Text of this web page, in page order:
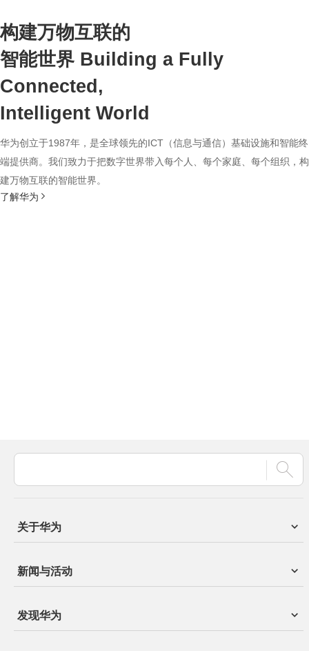
构建万物互联的
智能世界 Building a Fully
Connected,
Intelligent World
华为创立于1987年，是全球领先的ICT（信息与通信）基础设施和智能终
端提供商。我们致力于把数字世界带入每个人、每个家庭、每个组织，构
建万物互联的智能世界。
了解华为
关于华为
新闻与活动
发现华为